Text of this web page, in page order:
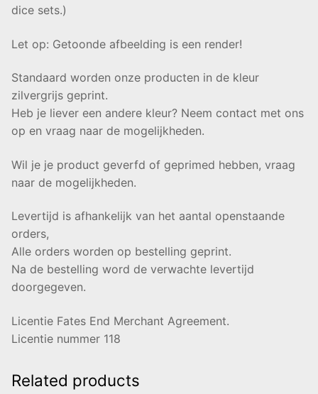
dice sets.)
Let op: Getoonde afbeelding is een render!
Standaard worden onze producten in de kleur
zilvergrijs geprint.
Heb je liever een andere kleur? Neem contact met ons
op en vraag naar de mogelijkheden.
Wil je je product geverfd of geprimed hebben, vraag
naar de mogelijkheden.
Levertijd is afhankelijk van het aantal openstaande
orders,
Alle orders worden op bestelling geprint.
Na de bestelling word de verwachte levertijd
doorgegeven.
Licentie Fates End Merchant Agreement.
Licentie nummer 118
Related products